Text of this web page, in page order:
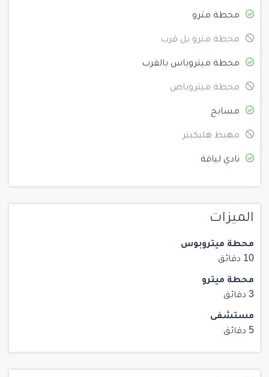
محطة مترو
محطة مترو بل قرب
محطة ميتروباس بالقرب
محطة ميتروباص
مسابح
مهبط هليكبتر
نادي لياقة
الميزات
محطة ميتروبوس
10 دقائق
محطة ميترو
3 دقائق
مستشفى
5 دقائق